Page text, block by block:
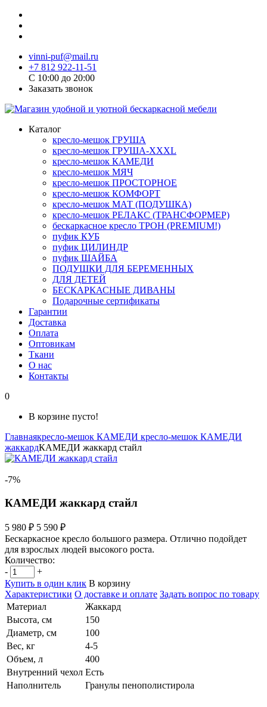
vinni-puf@mail.ru
+7 812 922-11-51
C 10:00 до 20:00
Заказать звонок
Каталог
кресло-мешок ГРУША
кресло-мешок ГРУША-XXXL
кресло-мешок КАМЕДИ
кресло-мешок МЯЧ
кресло-мешок ПРОСТОРНОЕ
кресло-мешок КОМФОРТ
кресло-мешок МАТ (ПОДУШКА)
кресло-мешок РЕЛАКС (ТРАНСФОРМЕР)
бескаркасное кресло ТРОН (PREMIUM!)
пуфик КУБ
пуфик ЦИЛИНДР
пуфик ШАЙБА
ПОДУШКИ ДЛЯ БЕРЕМЕННЫХ
ДЛЯ ДЕТЕЙ
БЕСКАРКАСНЫЕ ДИВАНЫ
Подарочные сертификаты
Гарантии
Доставка
Оплата
Оптовикам
Ткани
О нас
Контакты
0
В корзине пусто!
Главнаякресло-мешок КАМЕДИ кресло-мешок КАМЕДИ
жаккардКАМЕДИ жаккард стайл
-7%
КАМЕДИ жаккард стайл
5 980 ₽ 5 590 ₽
Бескаркасное кресло большого размера. Отлично подойдет
для взрослых людей высокого роста.
Количество:
-
+
Купить в один клик В корзину
Характеристики О доставке и оплате Задать вопрос по товару
Материал
Жаккард
Высота, см
150
Диаметр, см
100
Вес, кг
4-5
Объем, л
400
Внутренний чехол Есть
Наполнитель
Гранулы пенополистирола